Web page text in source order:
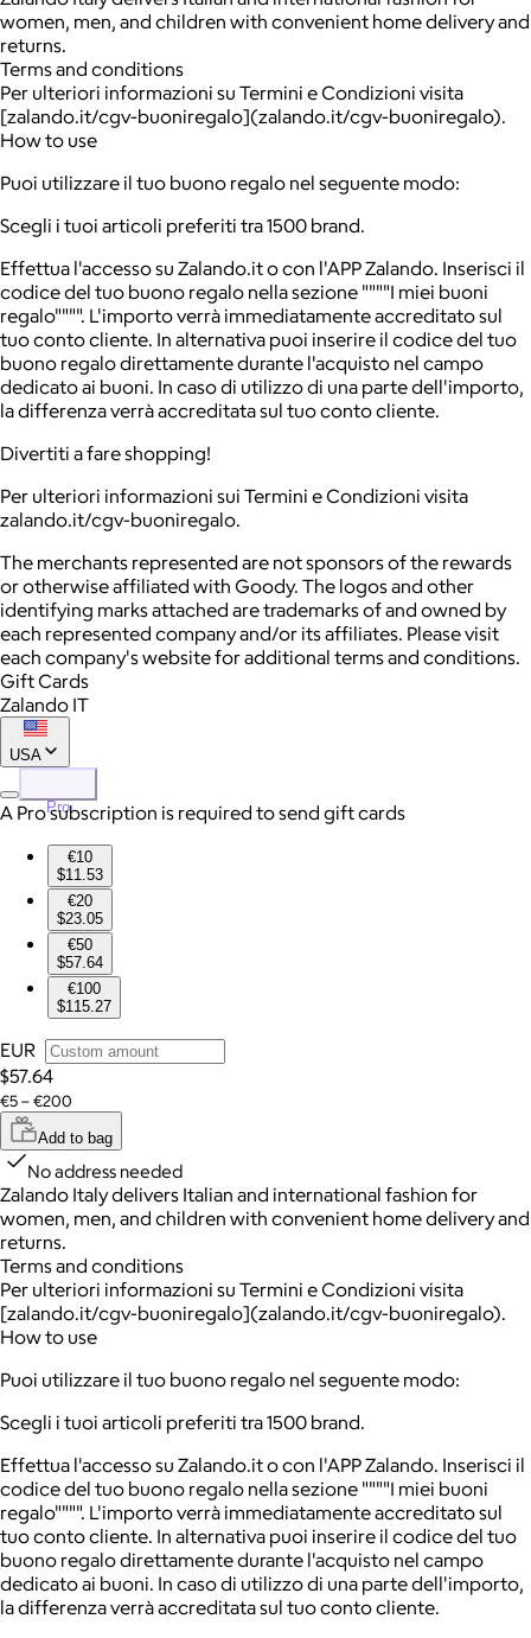
women, men, and children with convenient home delivery and
returns.
Terms and conditions
Per ulteriori informazioni su Termini e Condizioni visita
[zalando.it/cgv-buoniregalo](zalando.it/cgv-buoniregalo).
How to use
Puoi utilizzare il tuo buono regalo nel seguente modo:
Scegli i tuoi articoli preferiti tra 1500 brand.
Effettua l'accesso su Zalando.it o con l'APP Zalando. Inserisci il
codice del tuo buono regalo nella sezione """"I miei buoni
regalo"""". L'importo verrà immediatamente accreditato sul
tuo conto cliente. In alternativa puoi inserire il codice del tuo
buono regalo direttamente durante l'acquisto nel campo
dedicato ai buoni. In caso di utilizzo di una parte dell'importo,
la differenza verrà accreditata sul tuo conto cliente.
Divertiti a fare shopping!
Per ulteriori informazioni sui Termini e Condizioni visita
zalando.it/cgv-buoniregalo.
The merchants represented are not sponsors of the rewards
or otherwise affiliated with Goody. The logos and other
identifying marks attached are trademarks of and owned by
each represented company and/or its affiliates. Please visit
each company's website for additional terms and conditions.
Gift Cards
Zalando IT
USA
Pro
A Pro subscription is required to send gift cards
€10
$11.53
€20
$23.05
€50
$57.64
€100
$115.27
EUR
$57.64
€5 – €200
Add to bag
No address needed
Zalando Italy delivers Italian and international fashion for
women, men, and children with convenient home delivery and
returns.
Terms and conditions
Per ulteriori informazioni su Termini e Condizioni visita
[zalando.it/cgv-buoniregalo](zalando.it/cgv-buoniregalo).
How to use
Puoi utilizzare il tuo buono regalo nel seguente modo:
Scegli i tuoi articoli preferiti tra 1500 brand.
Effettua l'accesso su Zalando.it o con l'APP Zalando. Inserisci il
codice del tuo buono regalo nella sezione """"I miei buoni
regalo"""". L'importo verrà immediatamente accreditato sul
tuo conto cliente. In alternativa puoi inserire il codice del tuo
buono regalo direttamente durante l'acquisto nel campo
dedicato ai buoni. In caso di utilizzo di una parte dell'importo,
la differenza verrà accreditata sul tuo conto cliente.